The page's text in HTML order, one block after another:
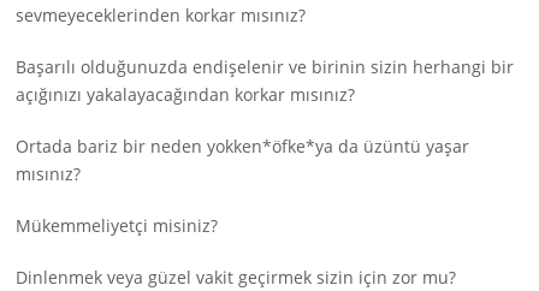
sevmeyeceklerinden korkar mısınız?
Başarılı olduğunuzda endişelenir ve birinin sizin herhangi bir
açığınızı yakalayacağından korkar mısınız?
Ortada bariz bir neden yokken*öfke*ya da üzüntü yaşar
mısınız?
Mükemmeliyetçi misiniz?
Dinlenmek veya güzel vakit geçirmek sizin için zor mu?